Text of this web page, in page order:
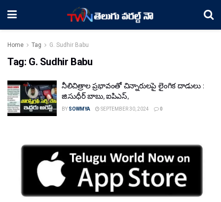
Home Tag G. Sudhir Babu
Tag: G. Sudhir Babu
నీలిచిత్రాల ప్రభావంతో చిన్నారులపై లైంగిక దాడులు :
జి.సుధీర్ బాబు, ఐపిఎస్,
BY SOWMYA SEPTEMBER 30, 2024 0